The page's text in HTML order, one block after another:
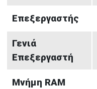
Επεξεργαστής
Γενιά
Επεξεργαστή
Μνήμη RAM